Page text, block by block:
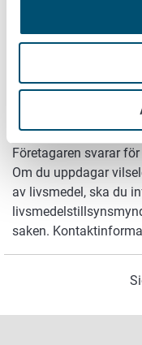
sänker förhöjt
lindrar
hjälper
ryggont och
Företagaren svarar
Om du uppdagar
av livsmedel, ska du
saken.